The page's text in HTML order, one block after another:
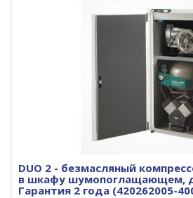
DUO 2 - безмасляный
в шкафу шумопоглащающем,
Гарантия 2 года (420262005-